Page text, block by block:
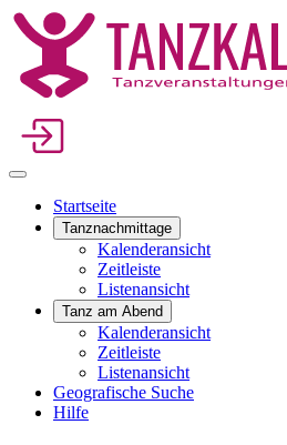
Startseite
Tanznachmittage
Kalenderansicht
Zeitleiste
Listenansicht
Tanz am Abend
Kalenderansicht
Zeitleiste
Listenansicht
Geografische Suche
Hilfe